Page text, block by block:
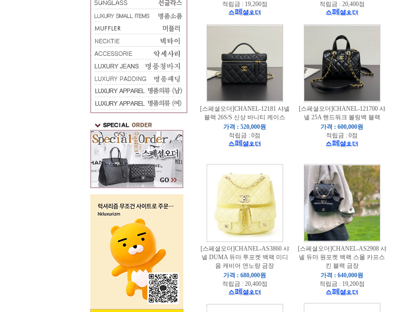
적립금 : 19,200점
적립금 : 20,400점
[스페셜오더]CHANEL-12181 샤넬
블랙 26S/S 신상 바니티 케이스
가격 : 520,000원
적립금 : 0점
[스페셜오더]CHANEL-121700 샤
넬 25A 핸드워크 볼링백 블랙
가격 : 600,000원
적립금 : 0점
[스페셜오더]CHANEL-AS3860 샤
넬 DUMA 듀마 투포켓 백팩 미디
움 캐비어 연노랑 금장
가격 : 680,000원
적립금 : 20,400점
[스페셜오더]CHANEL-AS2908 샤
넬 듀마 원포켓 백팩 스몰 카프스
킨 블랙 금장
가격 : 640,000원
적립금 : 19,200점